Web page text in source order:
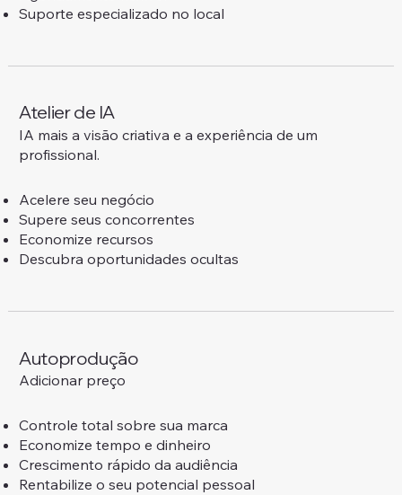
Suporte especializado no local
Atelier de IA
IA mais a visão criativa e a experiência de um
profissional.
Acelere seu negócio
Supere seus concorrentes
Economize recursos
Descubra oportunidades ocultas
Autoprodução
Adicionar preço
Controle total sobre sua marca
Economize tempo e dinheiro
Crescimento rápido da audiência
Rentabilize o seu potencial pessoal